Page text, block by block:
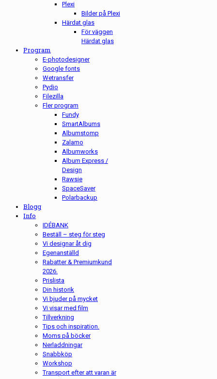
Plexi
Bilder på Plexi
Härdat glas
För väggen
Härdat glas
Program
E-photodesigner
Google fonts
Wetransfer
Pydio
Filezilla
Fler program
Fundy
SmartAlbums
Albumstomp
Zalamo
Albumworks
Album Express /
Design
Rawsie
SpaceSaver
Polarbackup
Blogg
Info
IDÉBANK
Beställ – steg för steg
Vi designar åt dig
Egenanställd
Rabatter & Premiumkund
2026.
Prislista
Din historik
Vi bjuder på mycket
Vi visar med film
Tillverkning
Tips och inspiration.
Moms på böcker
Nerladdningar
Snabbköp
Workshop
Transport efter att varan är